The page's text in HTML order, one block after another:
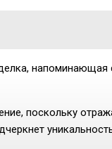
напоминающая
поскольку